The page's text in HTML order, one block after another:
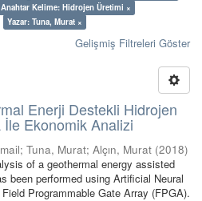
Anahtar Kelime: Hidrojen Üretimi ×
Yazar: Tuna, Murat ×
Gelişmiş Filtreleri Göster
Enerji Destekli Hidrojen
Ekonomik Analizi
; Tuna, Murat; Alçın, Murat (2018)
of a geothermal energy assisted
been performed using Artificial Neural
Programmable Gate Array (FPGA).